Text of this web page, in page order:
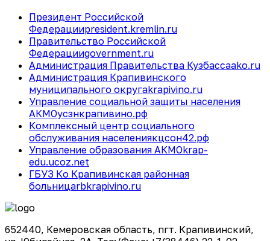
Президент Российской
Федерацииpresident.kremlin.ru
Правительство Российской
Федерацииgovernment.ru
Администрация Правительства Кузбассаako.ru
Администрация Крапивинского
муниципального округаkrapivino.ru
Управление социальной защиты населения
АКМОусзнкрапивино.рф
Комплексный центр социального
обслуживания населениякцсон42.рф
Управление образования АКМОkrap-
edu.ucoz.net
ГБУЗ Ко Крапивинская районная
больницаrbkrapivino.ru
652440, Кемеровская область, пгт. Крапивинский,